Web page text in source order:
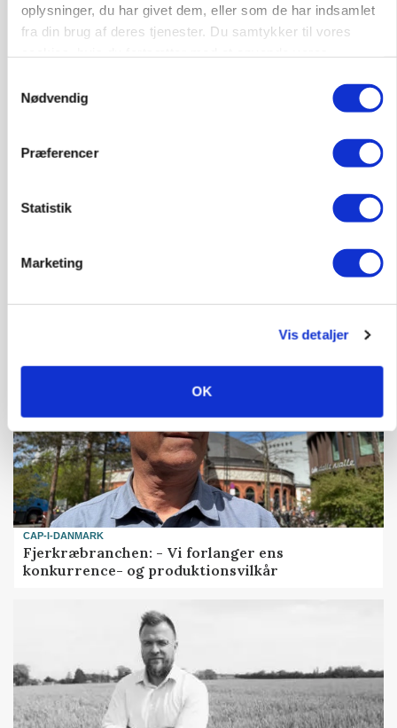
oplysninger, du har givet dem, eller som de har indsamlet
fra din brug af deres tjenester. Du samtykker til vores
Nødvendig
Præferencer
Statistik
Marketing
Vis detaljer
OK
Kalvepasser til ejendom i udvikling søges
Kalve
6392, Bolderslev 03. aug.
9670, Løgstør 03. aug.
CAP-I-DANMARK
Fjerkræbranchen: - Vi forlanger ens
konkurrence- og produktionsvilkår